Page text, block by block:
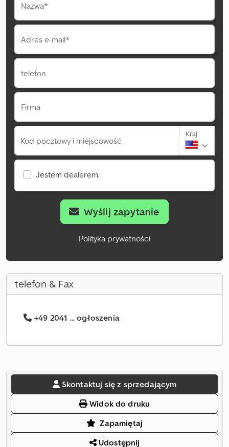
Nazwa*
Adres e-mail*
telefon
Firma
Kod pocztowy i miejscowość
Kraj
Jestem dealerem.
Wyślij zapytanie
Polityka prywatności
telefon & Fax
+49 2041 ... ogłoszenia
Skontaktuj się z sprzedającym
Widok do druku
Zapamiętaj
Udostępnij